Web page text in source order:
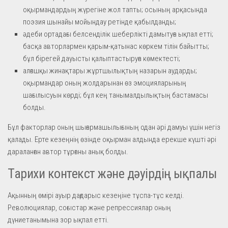
оқырмандардың жүрегіне жол тапты; осының арқасында
поэзия шынайы мойындау ретінде қабылданды;
әдеби ортадағы белсенділік шеберлікті дамытуға ықпал етті;
басқа авторлармен қарым-қатынас көркем тілін байытты;
бұл бірегей дауысты қалыптастыруға көмектесті;
алғашқы жинақтары жұртшылықтың назарын аударды;
оқырмандар оның жолдарынан өз эмоцияларының
шағылысуын көрді; бұл кең танымалдылықтың бастамасы
болды.
Бұл факторлар оның шығармашылығының одан әрі дамуы үшін негіз
қалады. Ерте кезеңнің өзінде оқырман алдында ерекше күшті әрі
дараланған автор тұрғаны анық болды.
Тарихи контекст және дәуірдің ықпалы
Ақынның өмірі ауыр дағдарыс кезеңіне тұспа-тұс келді.
Революциялар, соғыстар және репрессиялар оның
дүниетанымына зор ықпал етті.